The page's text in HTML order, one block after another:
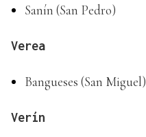
Sanín (San Pedro)
Verea
Bangueses (San Miguel)
Verín